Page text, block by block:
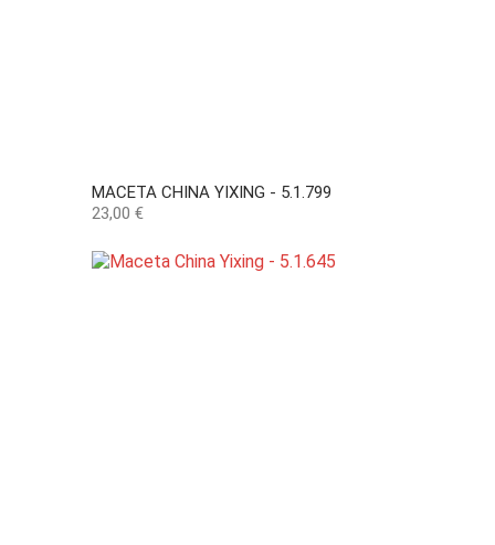
MACETA CHINA YIXING - 5.1.799
Precio
23,00 €